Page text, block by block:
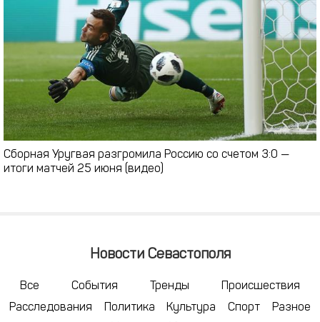
Сборная Уругвая разгромила Россию со счетом 3:0 —
итоги матчей 25 июня (видео)
Новости Севастополя
Все События Тренды
Происшествия
Расследования
Политика Культура Спорт Разное